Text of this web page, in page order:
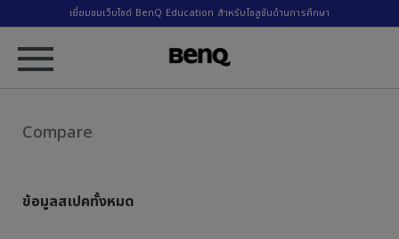
เยี่ยมชมเว็บไซต์ BenQ Education สำหรับโซลูชันด้านการศึกษา
Compare
ข้อมูลสเปคทั้งหมด